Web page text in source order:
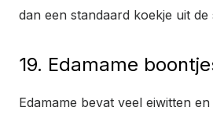
dan een standaard koekje uit
19. Edamame
Edamame bevat veel eiwitten